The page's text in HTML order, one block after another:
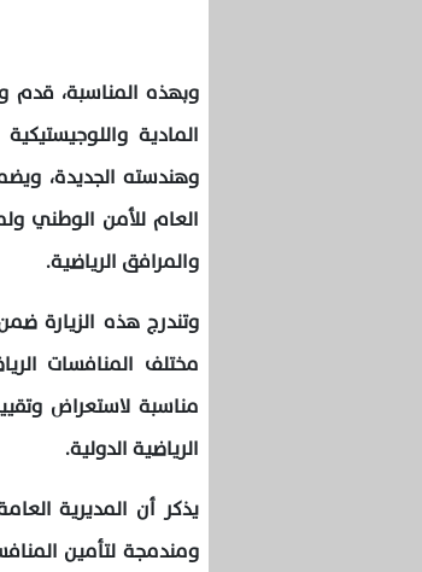
وبهذه المناسبة، قدم
المادية
وهندسته الجديدة،
العام للأمن الوطني
والمرافق الرياضية.
وتندرج هذه الزيارة
مختلف المنافسات
مناسبة لاستعراض
الرياضية الدولية.
يذكر أن المديرية
ومندمجة لتأمين